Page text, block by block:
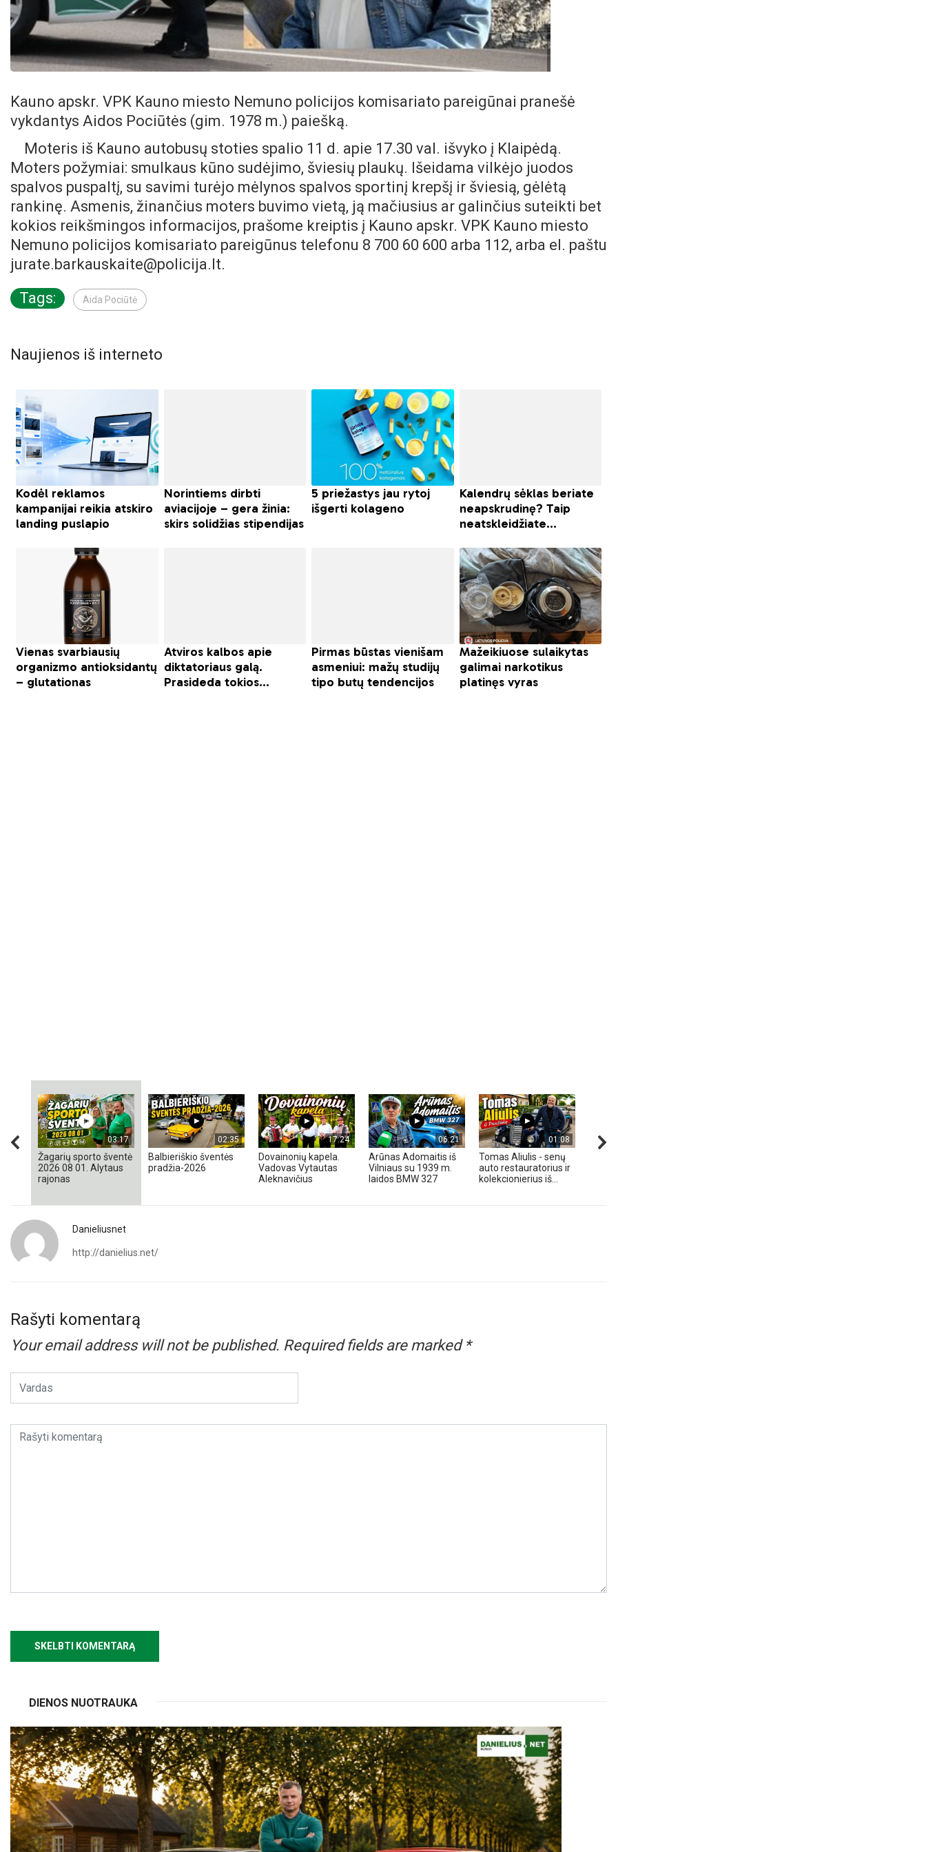
Kauno apskr. VPK Kauno miesto Nemuno policijos komisariato pareigūnai pranešė
vykdantys Aidos Pociūtės (gim. 1978 m.) paiešką.
Moteris iš Kauno autobusų stoties spalio 11 d. apie 17.30 val. išvyko į Klaipėdą.
Moters požymiai: smulkaus kūno sudėjimo, šviesių plaukų. Išeidama vilkėjo juodos
spalvos puspaltį, su savimi turėjo mėlynos spalvos sportinį krepšį ir šviesią, gėlėtą
rankinę. Asmenis, žinančius moters buvimo vietą, ją mačiusius ar galinčius suteikti bet
kokios reikšmingos informacijos, prašome kreiptis į Kauno apskr. VPK Kauno miesto
Nemuno policijos komisariato pareigūnus telefonu 8 700 60 600 arba 112, arba el. paštu
jurate.barkauskaite@policija.lt.
Tags:
Aida Pociūtė
Naujienos iš interneto
03:17
Žagarių sporto šventė
2026 08 01. Alytaus
rajonas
02:35
Balbieriškio šventės
pradžia-2026
17:24
Dovainonių kapela.
Vadovas Vytautas
Aleknavičius
06:21
Arūnas Adomaitis iš
Vilniaus su 1939 m.
laidos BMW 327
01:08
Tomas Aliulis - senų
auto restauratorius ir
kolekcionierius iš...
Danieliusnet
http://danielius.net/
Rašyti komentarą
Your email address will not be published. Required fields are marked *
DIENOS NUOTRAUKA